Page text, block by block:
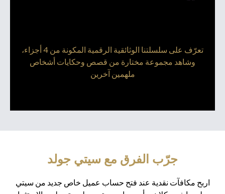
تعرّف على سلسلتنا الوثائقية الرقمية المكونة من 4 أجزاء،
وشاهد مجموعة مختارة من قصص وحكايات أشخاص
ملهمين آخرين
جرّب الفرق مع سيتي جولد
اربح مكافآت نقدية عند فتح حساب عميل خاص جديد من سيتي